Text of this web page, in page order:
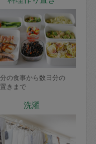
の食事から数日分の
きまで
洗濯